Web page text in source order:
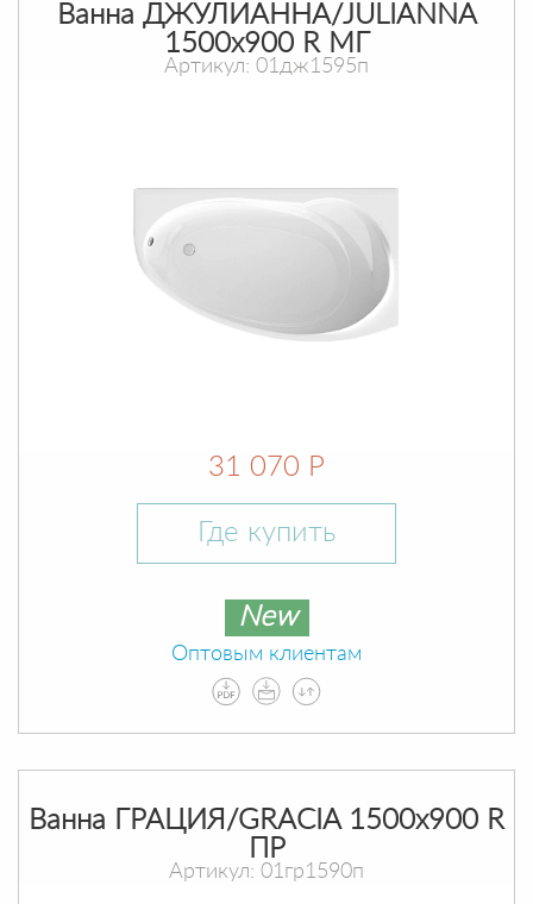
Ванна ДЖУЛИАННА/JULIANNA
1500х900 R МГ
Артикул: 01дж1595п
31 070 Р
Где купить
New
Оптовым клиентам
Ванна ГРАЦИЯ/GRACIA 1500х900 R
ПР
Артикул: 01гр1590п